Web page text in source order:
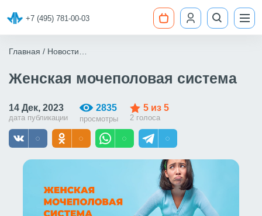
+7 (495) 781-00-03
Главная
Новости
Женская мочеполовая система
14 Дек, 2023
дата публикации
2835
просмотры
5 из 5
2 голоса